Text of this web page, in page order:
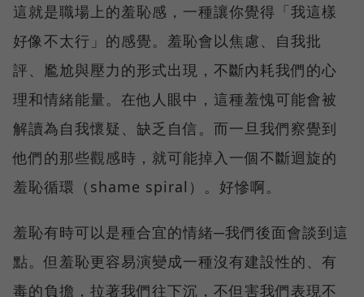
這就是職場上的羞恥感，一種讓你覺得「我這樣
好像不太行」的感覺。羞恥會以焦慮、自我批
評、尷尬與壓力的形式出現，不斷內耗我們的心
理和情緒能量。在他人眼中，這種羞愧可能會被
解讀為自我懷疑、缺乏自信。而一旦我們察覺到
他們的那些觀感時，就可能掉入一個不斷迴旋的
羞恥循環（shame spiral）。好慘啊。
羞恥有時可以是種合宜的情緒─我們後面會談到這
點。但羞恥更容易演變成一種沒有建設性的、有
毒的負擔，拉著我們往下沉，不但害我們表現不